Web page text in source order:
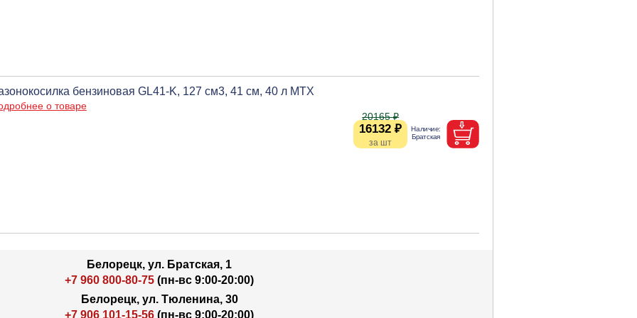
бензиновая GL41-K, 127 см3, 41 см, 40 л MTX
о товаре
16132 ₽
20165 ₽
Белорецк, ул. Братская, 1
+7 960 800-80-75 (пн-вс 9:00-20:00)
Белорецк, ул. Тюленина, 30
+7 906 101-15-56 (пн-вс 9:00-20:00)